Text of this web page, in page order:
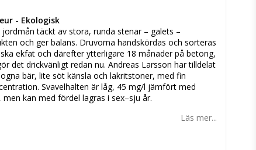
- Ekologisk
täckt av stora, runda stenar – galets –
och ger balans. Druvorna handskördas och sorteras
ekfat och därefter ytterligare 18 månader på betong,
det drickvänligt redan nu. Andreas Larsson har tilldelat
bär, lite söt känsla och lakritstoner, med fin
Svavelhalten är låg, 45 mg/l jämfört med
kan med fördel lagras i sex–sju år.
Läs mer...